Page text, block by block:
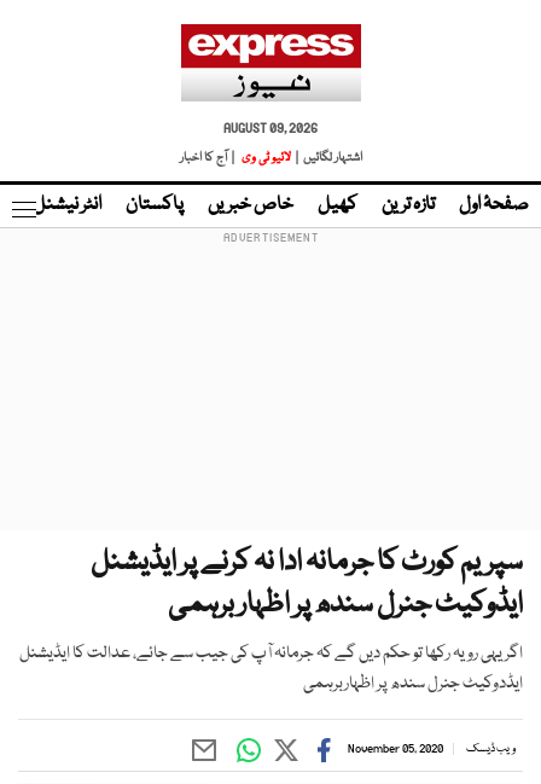
AUGUST 09, 2026
اشتہار لگائیں |
لائیو ٹی وی | آج کا اخبار
صفحۂ اول تازہ ترین کھیل خاص خبریں پاکستان انٹر نیشنل
سپریم کورٹ کا جرمانہ ادا نہ کرنے پر ایڈیشنل
ایڈوکیٹ جنرل سندھ پر اظہار برہمی
اگر یہی رویہ رکھا تو حکم دیں گے کہ جرمانہ آپ کی جیب سے جائے، عدالت کا ایڈیشنل
ایڈدوکیٹ جنرل سندھ پر اظہاربرہمی
ویب ڈیسک November 05, 2020